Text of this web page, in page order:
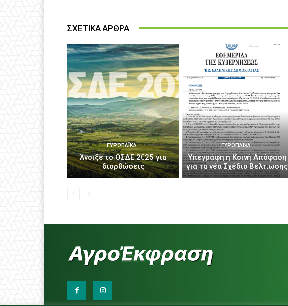
ΣΧΕΤΙΚΑ ΑΡΘΡΑ
ΕΥΡΩΠΑΪΚΆ
Άνοιξε το ΟΣΔΕ 2025 για
διορθώσεις
ΕΥΡΩΠΑΪΚΆ
Υπεγράφη η Κοινή Απόφαση
για τα νέα Σχέδια Βελτίωσης